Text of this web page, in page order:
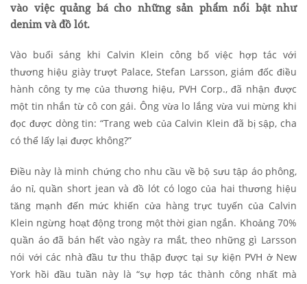
vào việc quảng bá cho những sản phẩm nổi bật như
denim và đồ lót.
Vào buổi sáng khi Calvin Klein công bố việc hợp tác với
thương hiệu giày trượt Palace, Stefan Larsson, giám đốc điều
hành công ty mẹ của thương hiệu, PVH Corp., đã nhận được
một tin nhắn từ cô con gái. Ông vừa lo lắng vừa vui mừng khi
đọc được dòng tin: “Trang web của Calvin Klein đã bị sập, cha
có thể lấy lại được không?”
Điều này là minh chứng cho nhu cầu về bộ sưu tập áo phông,
áo nỉ, quần short jean và đồ lót có logo của hai thương hiệu
tăng mạnh đến mức khiến cửa hàng trực tuyến của Calvin
Klein ngừng hoạt động trong một thời gian ngắn. Khoảng 70%
quần áo đã bán hết vào ngày ra mắt, theo những gì Larsson
nói với các nhà đầu tư thu thập được tại sự kiện PVH ở New
York hồi đầu tuần này là “sự hợp tác thành công nhất mà